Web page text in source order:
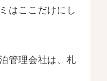
はここだけにし
管理会社は、札